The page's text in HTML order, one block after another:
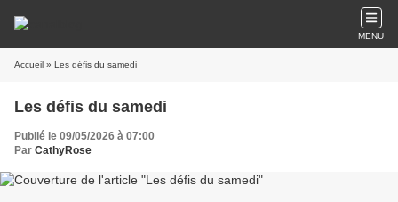
MENU
Accueil » Les défis du samedi
Les défis du samedi
Publié le 09/05/2026 à 07:00
Par CathyRose